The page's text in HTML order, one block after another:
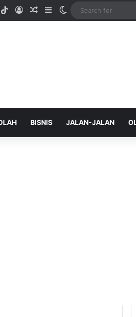
TikTokLog InRandom Article
SidebarSwitch skin
BISNIS JALAN-JALAN